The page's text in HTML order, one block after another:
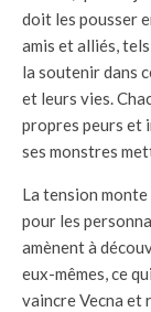
doit les pousser
amis et alliés,
la soutenir dans
et leurs vies.
propres peurs et
ses monstres
La tension
pour les
amènent à
eux-mêmes, ce
vaincre Vecna et